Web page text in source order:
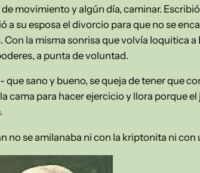
movimiento y algún día, caminar.
a su esposa el divorcio para que no se
Con la misma sonrisa que volvía loquitica
a punta de voluntad.
que sano y bueno, se queja de tener que
cama para hacer ejercicio y llora porque el
no se amilanaba ni con la kriptonita ni con